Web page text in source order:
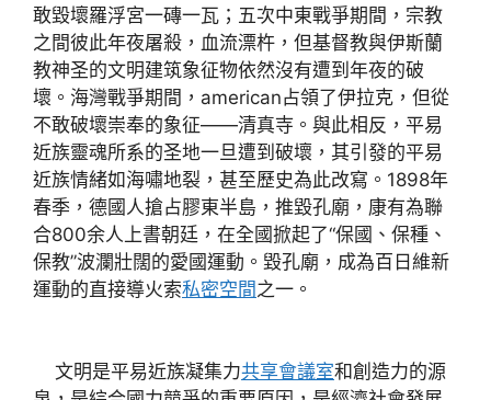
敢毀壞羅浮宮一磚一瓦；五次中東戰爭期間，宗教
之間彼此年夜屠殺，血流漂杵，但基督教與伊斯蘭
教神圣的文明建筑象征物依然沒有遭到年夜的破
壞。海灣戰爭期間，american占領了伊拉克，但從
不敢破壞崇奉的象征——清真寺。與此相反，平易
近族靈魂所系的圣地一旦遭到破壞，其引發的平易
近族情緒如海嘯地裂，甚至歷史為此改寫。1898年
春季，德國人搶占膠東半島，推毀孔廟，康有為聯
合800余人上書朝廷，在全國掀起了“保國、保種、
保教”波瀾壯闊的愛國運動。毀孔廟，成為百日維新
運動的直接導火索私密空間之一。
文明是平易近族凝集力共享會議室和創造力的源